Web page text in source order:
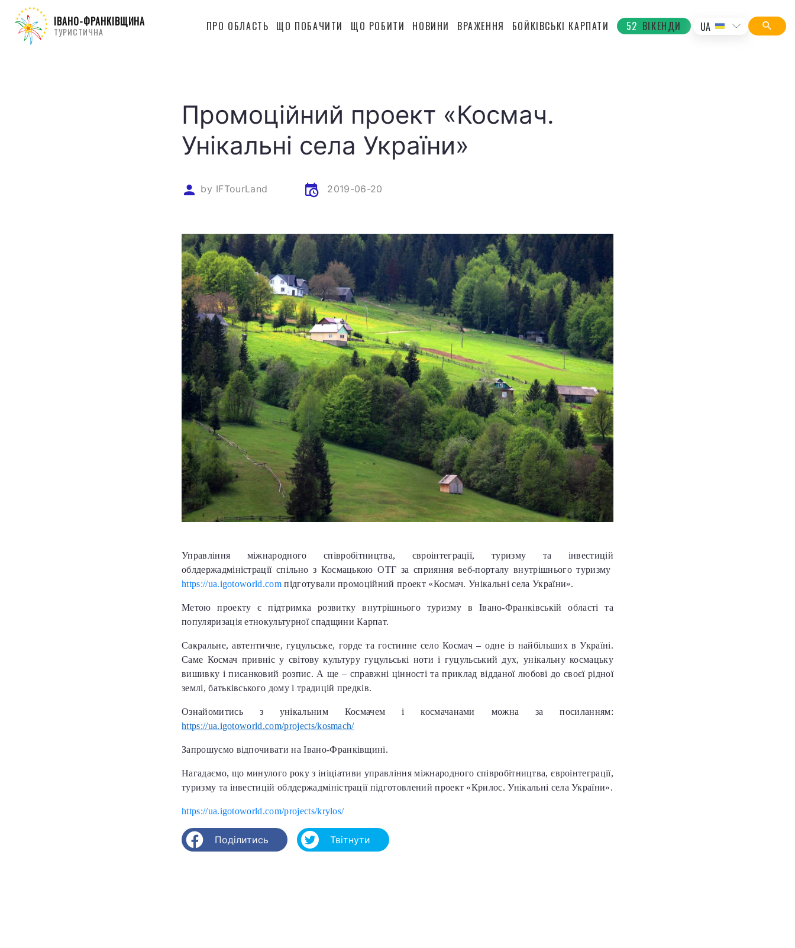
ІВАНО-ФРАНКІВЩИНА
ТУРИСТИЧНА ПРО ОБЛАСТЬ ЩО ПОБАЧИТИ ЩО РОБИТИ НОВИНИ ВРАЖЕННЯ БОЙКІВСЬКІ КАРПАТИ 52 ВІКЕНДИ UA
Промоційний проект «Космач.
Унікальні села України»
by IFTourLand 2019-06-20
Управління міжнародного співробітництва, євроінтеграції, туризму та інвестицій
облдержадміністрації спільно з Космацькою ОТГ за сприяння веб-порталу внутрішнього туризму
https://ua.igotoworld.com підготували промоційний проект «Космач. Унікальні села України».
Метою проекту є підтримка розвитку внутрішнього туризму в Івано-Франківській області та
популяризація етнокультурної спадщини Карпат.
Сакральне, автентичне, гуцульське, горде та гостинне село Космач – одне із найбільших в Україні.
Саме Космач привніс у світову культуру гуцульські ноти і гуцульський дух, унікальну космацьку
вишивку і писанковий розпис. А ще – справжні цінності та приклад відданої любові до своєї рідної
землі, батьківського дому і традицій предків.
Ознайомитись з унікальним Космачем і космачанами можна за посиланням:
https://ua.igotoworld.com/projects/kosmach/
Запрошуємо відпочивати на Івано-Франківщині.
Нагадаємо, що минулого року з ініціативи управління міжнародного співробітництва, євроінтеграції,
туризму та інвестицій облдержадміністрації підготовлений проект «Крилос. Унікальні села України».
https://ua.igotoworld.com/projects/krylos/
Поділитись Твітнути